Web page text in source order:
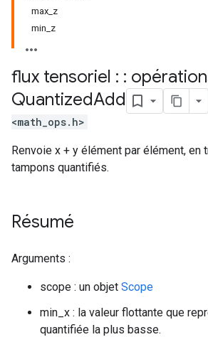
max_z
min_z
flux tensoriel : :
QuantizedAdd
<math_ops.h>
Renvoie x + y élément par élément, en
tampons quantifiés.
Résumé
Arguments :
scope : un objet Scope
min_x : la valeur flottante que
quantifiée la plus basse.